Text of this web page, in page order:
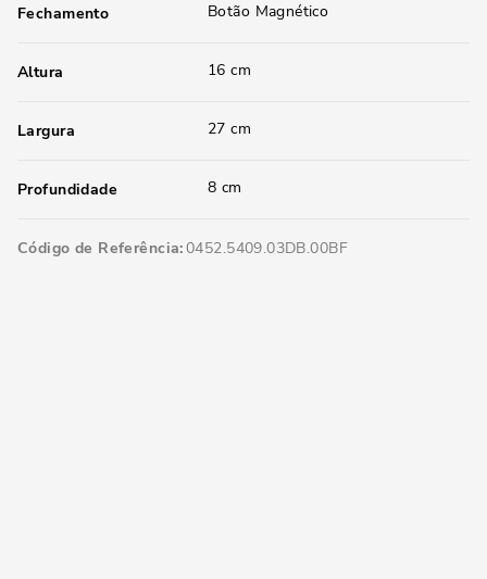
Fechamento Botão Magnético
Altura 16 cm
Largura 27 cm
Profundidade 8 cm
Código de Referência 0452.5409.03DB.00BF